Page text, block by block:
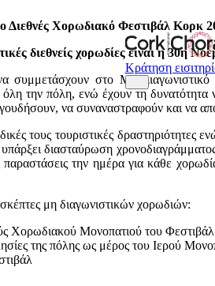
Κράτηση
Διεθνές Χορωδιακό Φεστιβάλ Κορκ
διεθνείς χορωδίες είναι η 30η
συμμετάσχουν στο Μη
την πόλη, ενώ έχουν τη
να συναναστραφούν και να
τους τουριστικές
διασταύρωση
την ημέρα για κάθε
μη διαγωνιστικών χορωδιών:
Χορωδιακού Μονοπατιού του Φεστιβάλ
της πόλης ως μέρος του Ιερού